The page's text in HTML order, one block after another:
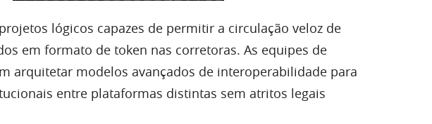
lógicos capazes de permitir a circulação veloz de
em formato de token nas corretoras. As equipes de
arquitetar modelos avançados de interoperabilidade para
entre plataformas distintas sem atritos legais